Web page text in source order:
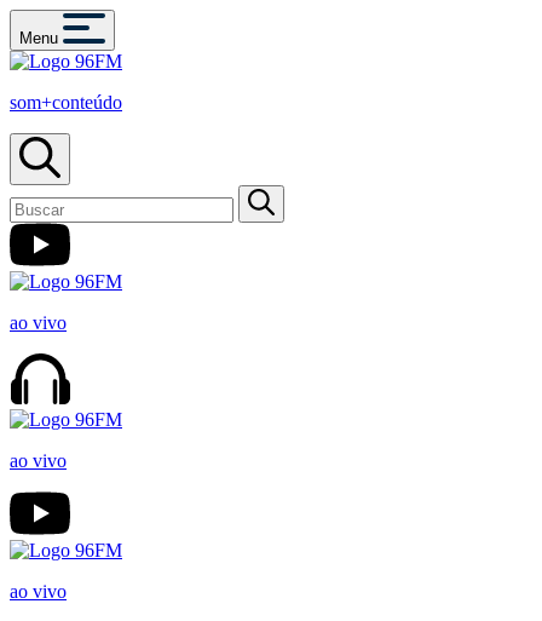
Menu
som+conteúdo
ao vivo
ao vivo
ao vivo